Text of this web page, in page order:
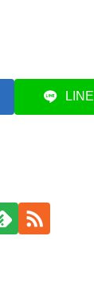
LINE